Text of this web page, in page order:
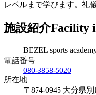
レベルまで学びます。礼
施設紹介Facility
BEZEL sports
電話番号
080-3858-5020
所在地
〒874-0945 大分県